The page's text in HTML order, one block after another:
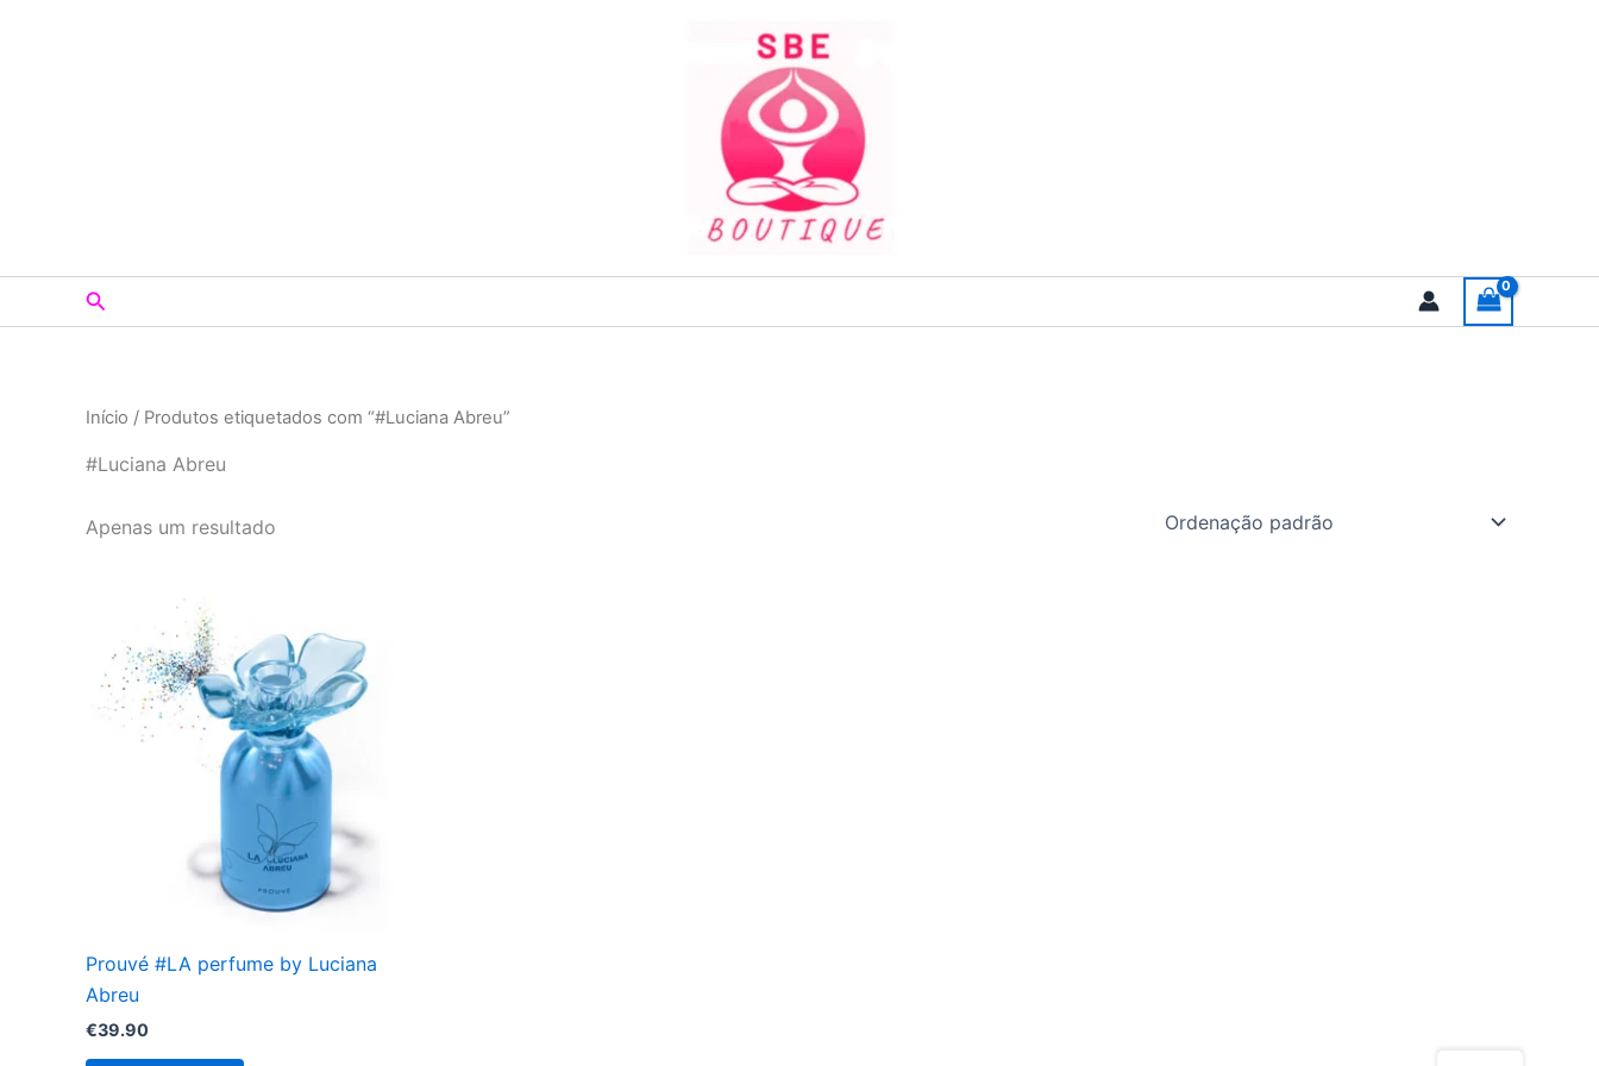
Search
Início / Produtos etiquetados com “#Luciana Abreu”
#Luciana Abreu
Apenas um resultado
Prouvé #LA perfume by Luciana
Abreu
€39.90